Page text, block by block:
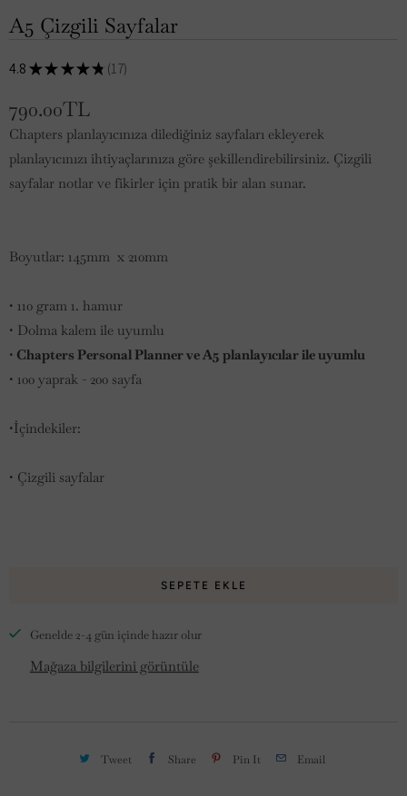
A5 Çizgili Sayfalar
4.8 ★ ★ ★ ★ ★ 17
17
790.00TL
Chapters planlayıcınıza dilediğiniz sayfaları ekleyerek
planlayıcınızı ihtiyaçlarınıza göre şekillendirebilirsiniz. Çizgili
sayfalar notlar ve fikirler için pratik bir alan sunar.
Boyutlar: 145mm x 210mm
• 110 gram 1. hamur
• Dolma kalem ile uyumlu
• Chapters Personal Planner ve A5 planlayıcılar ile uyumlu
• 100 yaprak - 200 sayfa
•İçindekiler:
• Çizgili sayfalar
SEPETE EKLE
Genelde 2-4 gün içinde hazır olur
Mağaza bilgilerini görüntüle
Tweet Share Pin It Email